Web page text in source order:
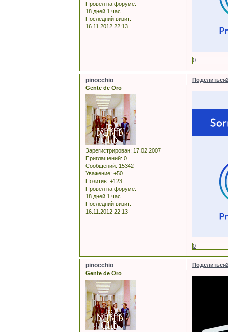
Провел на форуме:
18 дней 1 час
Последний визит:
16.11.2012 22:13
0
Поделиться
pinocchio
Gente de Oro
Зарегистрирован: 17.02.2007
Приглашений: 0
Сообщений: 15342
Уважение: +50
Позитив: +123
Провел на форуме:
18 дней 1 час
Последний визит:
16.11.2012 22:13
0
Поделиться
pinocchio
Gente de Oro